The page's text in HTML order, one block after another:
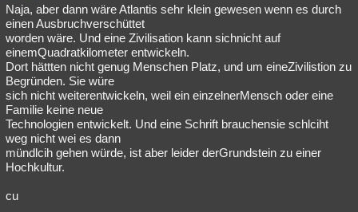
Spiritualität Verschwörungen Technologie Ufologie
Natur Umfragen Unterhaltung
weitere Rubriken
Philosophie Träume
Astronomie Helpdesk Gruppen Gaming Filme
Musik Clash Verbesserungen Allmystery English
Übersichten
Besucht
Naja, aber dann wäre Atlantis sehr klein gewesen wenn es durch
einen Ausbruchverschüttet
worden wäre. Und eine Zivilisation kann sichnicht auf
einemQuadratkilometer entwickeln.
Dort hättten nicht genug Menschen Platz, und um eineZivilistion zu
Begründen. Sie würe
sich nicht weiterentwickeln, weil ein einzelnerMensch oder eine
Familie keine neue
Technologien entwickelt. Und eine Schrift brauchensie schlciht
weg nicht wei es dann
mündlcih gehen würde, ist aber leider derGrundstein zu einer
Hochkultur.
cu